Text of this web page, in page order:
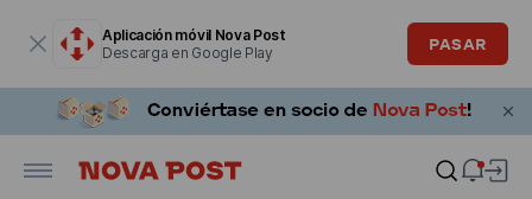
Aplicación móvil Nova Post
Descarga en Google Play
PASAR